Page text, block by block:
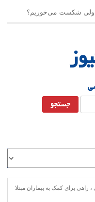
ولی شکست می‌خوریم؟
برای کمک به بیماران مبتلا